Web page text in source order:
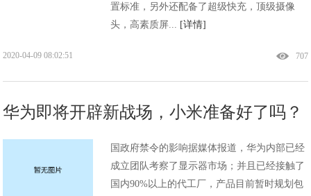
置标准，另外还配备了超级快充，顶级摄像
头，高素质屏...
[详情]
707
2020-04-09 08:02:51
华为即将开辟新战场，小米准备好了吗？
国政府禁令的影响据媒体报道，华为内部已经
成立团队考察了显示器市场；并且已经接触了
国内90%以上的代工厂，产品目前暂时规划包